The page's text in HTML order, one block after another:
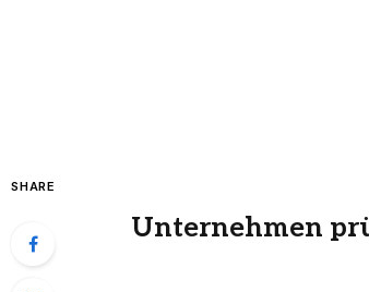
SHARE
Unternehmen